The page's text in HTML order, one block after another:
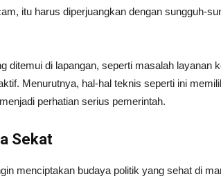
itu harus diperjuangkan dengan sungguh-
ditemui di lapangan, seperti masalah layanan
Menurutnya, hal-hal teknis seperti ini
perhatian serius pemerintah.
Sekat
menciptakan budaya politik yang sehat di